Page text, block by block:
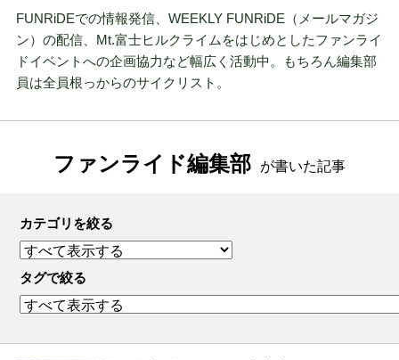
FUNRiDEでの情報発信、WEEKLY FUNRiDE（メールマガジ
ン）の配信、Mt.富士ヒルクライムをはじめとしたファンライ
ドイベントへの企画協力など幅広く活動中。もちろん編集部
員は全員根っからのサイクリスト。
ファンライド編集部 が書いた記事
カテゴリを絞る
タグで絞る